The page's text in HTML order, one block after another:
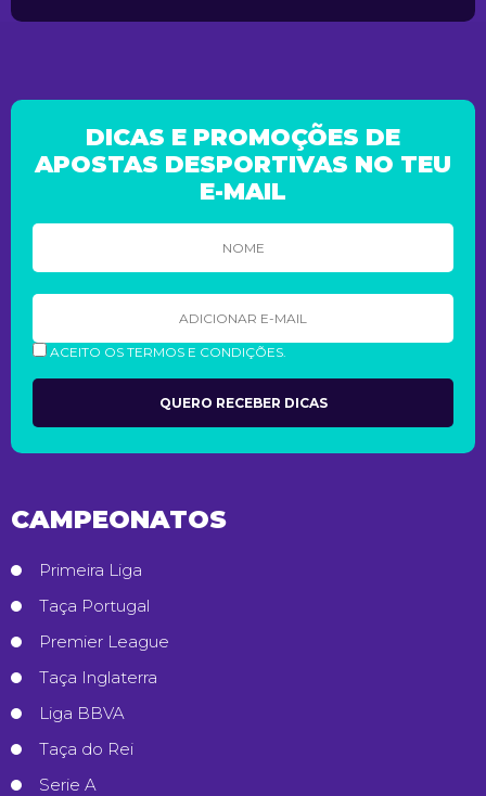
DICAS E PROMOÇÕES DE
APOSTAS DESPORTIVAS NO TEU
E-MAIL
ACEITO OS TERMOS E CONDIÇÕES.
CAMPEONATOS
Primeira Liga
Taça Portugal
Premier League
Taça Inglaterra
Liga BBVA
Taça do Rei
Serie A